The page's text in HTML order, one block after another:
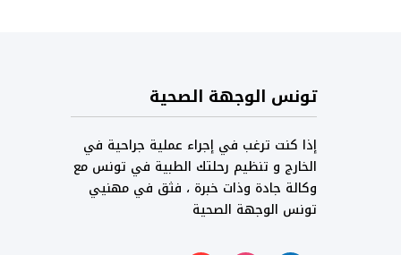
تونس الوجهة الصحية
إذا كنت ترغب في إجراء عملية جراحية في
الخارج و تنظيم رحلتك الطبية في تونس مع
وكالة جادة وذات خبرة ، فثق في مهنيي
تونس الوجهة الصحية